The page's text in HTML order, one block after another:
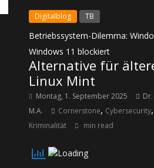
Digitalblog TB
Betriebssystem-Dilemma:
Windows 11 blockiert
Alternative für
Linux Mint
Montag, 1. September 2025
M.A.
Cornerstone, Cybersecurity,
Kriminalität min read